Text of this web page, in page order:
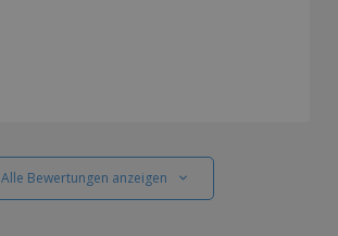
Alle Bewertungen anzeigen